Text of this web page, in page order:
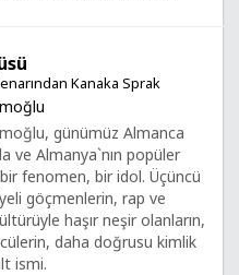
Kanaka Sprak
günümüz Almanca
ve Almanya`nın popüler
fenomen, bir idol. Üçüncü
göçmenlerin, rap ve
haşır neşir olanların,
daha doğrusu kimlik
ismi.